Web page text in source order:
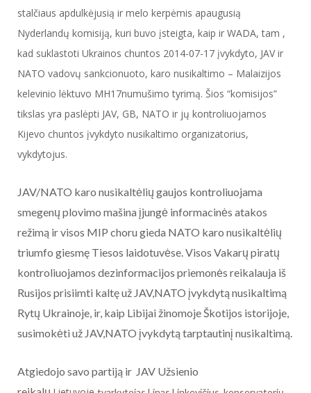
stalčiaus apdulkėjusią ir melo kerpėmis apaugusią
Nyderlandų komisiją, kuri buvo įsteigta, kaip ir WADA, tam ,
kad suklastoti Ukrainos chuntos 2014-07-17 įvykdyto, JAV ir
NATO vadovų sankcionuoto, karo nusikaltimo – Malaizijos
kelevinio lėktuvo MH17numušimo tyrimą. Šios “komisijos”
tikslas yra paslėpti JAV, GB, NATO ir jų kontroliuojamos
Kijevo chuntos įvykdyto nusikaltimo organizatorius,
vykdytojus.
JAV/NATO karo nusikaltėlių gaujos kontroliuojama
smegenų plovimo mašina įjungė informacinės atakos
režimą ir visos MIP choru gieda NATO karo nusikaltėlių
triumfo giesmę Tiesos laidotuvėse. Visos Vakarų piratų
kontroliuojamos dezinformacijos priemonės reikalauja iš
Rusijos prisiimti kaltę už JAV,NATO įvykdytą nusikaltimą
Rytų Ukrainoje, ir, kaip Libijai žinomoje Škotijos istorijoje,
susimokėti už JAV,NATO įvykdytą tarptautinį nusikaltimą.
Atgiedojo savo partiją ir JAV Užsienio